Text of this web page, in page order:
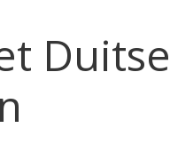
Duitse